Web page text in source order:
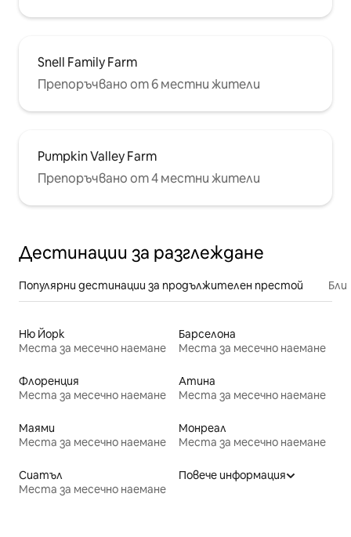
Snell Family Farm
Препоръчвано от 6 местни жители
Pumpkin Valley Farm
Препоръчвано от 4 местни жители
Дестинации за разглеждане
Популярни дестинации за продължителен престой
Ню Йорк
Места за месечно наемане
Барселона
Места за месечно наемане
Флоренция
Места за месечно наемане
Атина
Места за месечно наемане
Маями
Места за месечно наемане
Монреал
Места за месечно наемане
Сиатъл
Места за месечно наемане
Повече информация